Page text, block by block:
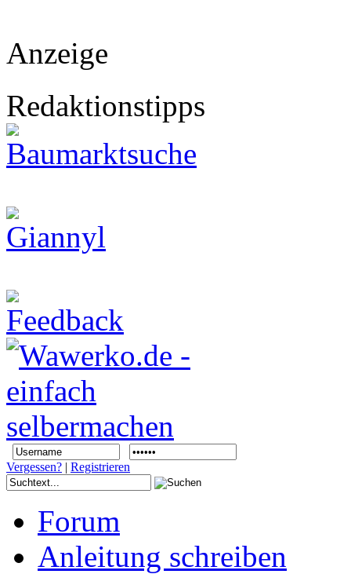
Anzeige
Redaktionstipps
Vergessen? | Registrieren
Forum
Anleitung schreiben